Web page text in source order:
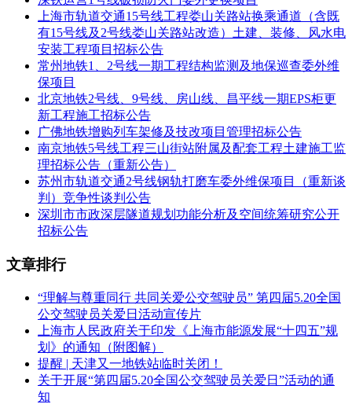
于本工程范围内对上海轨道交通12号线车站PIS屏幕及支架进
行整治，同时以改善目前由于该部分设备老化引起的故障。
(1)系统应能满足轨道交通运营和管理对乘客信息系统的需
求。
(2)系统选用的设备应是安全可靠、技术先进、价格合理、组
网灵活，并具有满足当前乘客信息系统发展要求的成熟技术。
(3)系统应充分考虑轨道交通的特性，采用防尘、防潮、防
锈、抗电气干扰性强的设备及电缆，并采取必要的防护措施。
(4)本项目需对原有显示终端支架进行更换，新支架必须外观
美观，与周围环境相匹配，支架可灵活兼容市面各种主流显示
终端安装孔距，在部分区域根据现场实际情况采取必要的防雨
防水措施。
(5)本项目需对12号线车站PIS屏幕及支架进行整治，解决目前
(6)原系统设备如有需实现系统通过软件对显示终端自动开关
屏、音量调整的功能。
2.4工期要求：
本工程计划在合同签订至2024年12月实施完成。
上海市轨道交通15号线工程娄山关路站换乘通道（含既
有15号线及2号线娄山关路站改造）土建、装修、风水电
安装工程项目招标公告
常州地铁1、2号线一期工程结构监测及地保巡查委外维
保项目
北京地铁2号线、9号线、房山线、昌平线一期EPS柜更
新工程施工招标公告
广佛地铁增购列车架修及技改项目管理招标公告
南京地铁5号线工程三山街站附属及配套工程土建施工监
理招标公告（重新公告）
苏州市轨道交通2号线钢轨打磨车委外维保项目（重新谈
判）竞争性谈判公告
深圳市市政深层隧道规划功能分析及空间统筹研究公开
招标公告
文章排行
“理解与尊重同行 共同关爱公交驾驶员” 第四届5.20全国
公交驾驶员关爱日活动宣传片
上海市人民政府关于印发《上海市能源发展“十四五”规
划》的通知（附图解）
提醒 | 天津又一地铁站临时关闭！
关于开展“第四届5.20全国公交驾驶员关爱日”活动的通
知